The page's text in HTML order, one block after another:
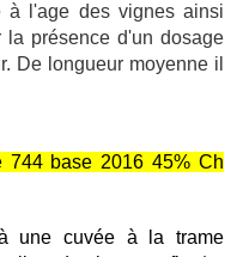
à l'age des vignes ainsi
présence d'un dosage
De longueur moyenne il
744 base 2016 45% Ch
une cuvée à la trame